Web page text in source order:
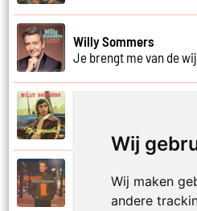
Wij
Wij maken
andere
Willy Sommers
Je brengt me van de
Willy Sommers
Je schenkt hem de dans